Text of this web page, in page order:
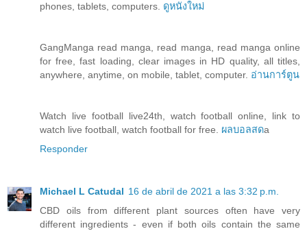
phones, tablets, computers. ดูหนังใหม่
GangManga read manga, read manga, read manga online
for free, fast loading, clear images in HD quality, all titles,
anywhere, anytime, on mobile, tablet, computer. อ่านการ์ตูน
Watch live football live24th, watch football online, link to
watch live football, watch football for free. ผลบอลสดa
Responder
Michael L Catudal 16 de abril de 2021 a las 3:32 p.m.
CBD oils from different plant sources often have very
different ingredients - even if both oils contain the same